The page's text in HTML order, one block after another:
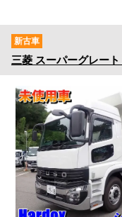
新古車
三菱 スーパーグレート